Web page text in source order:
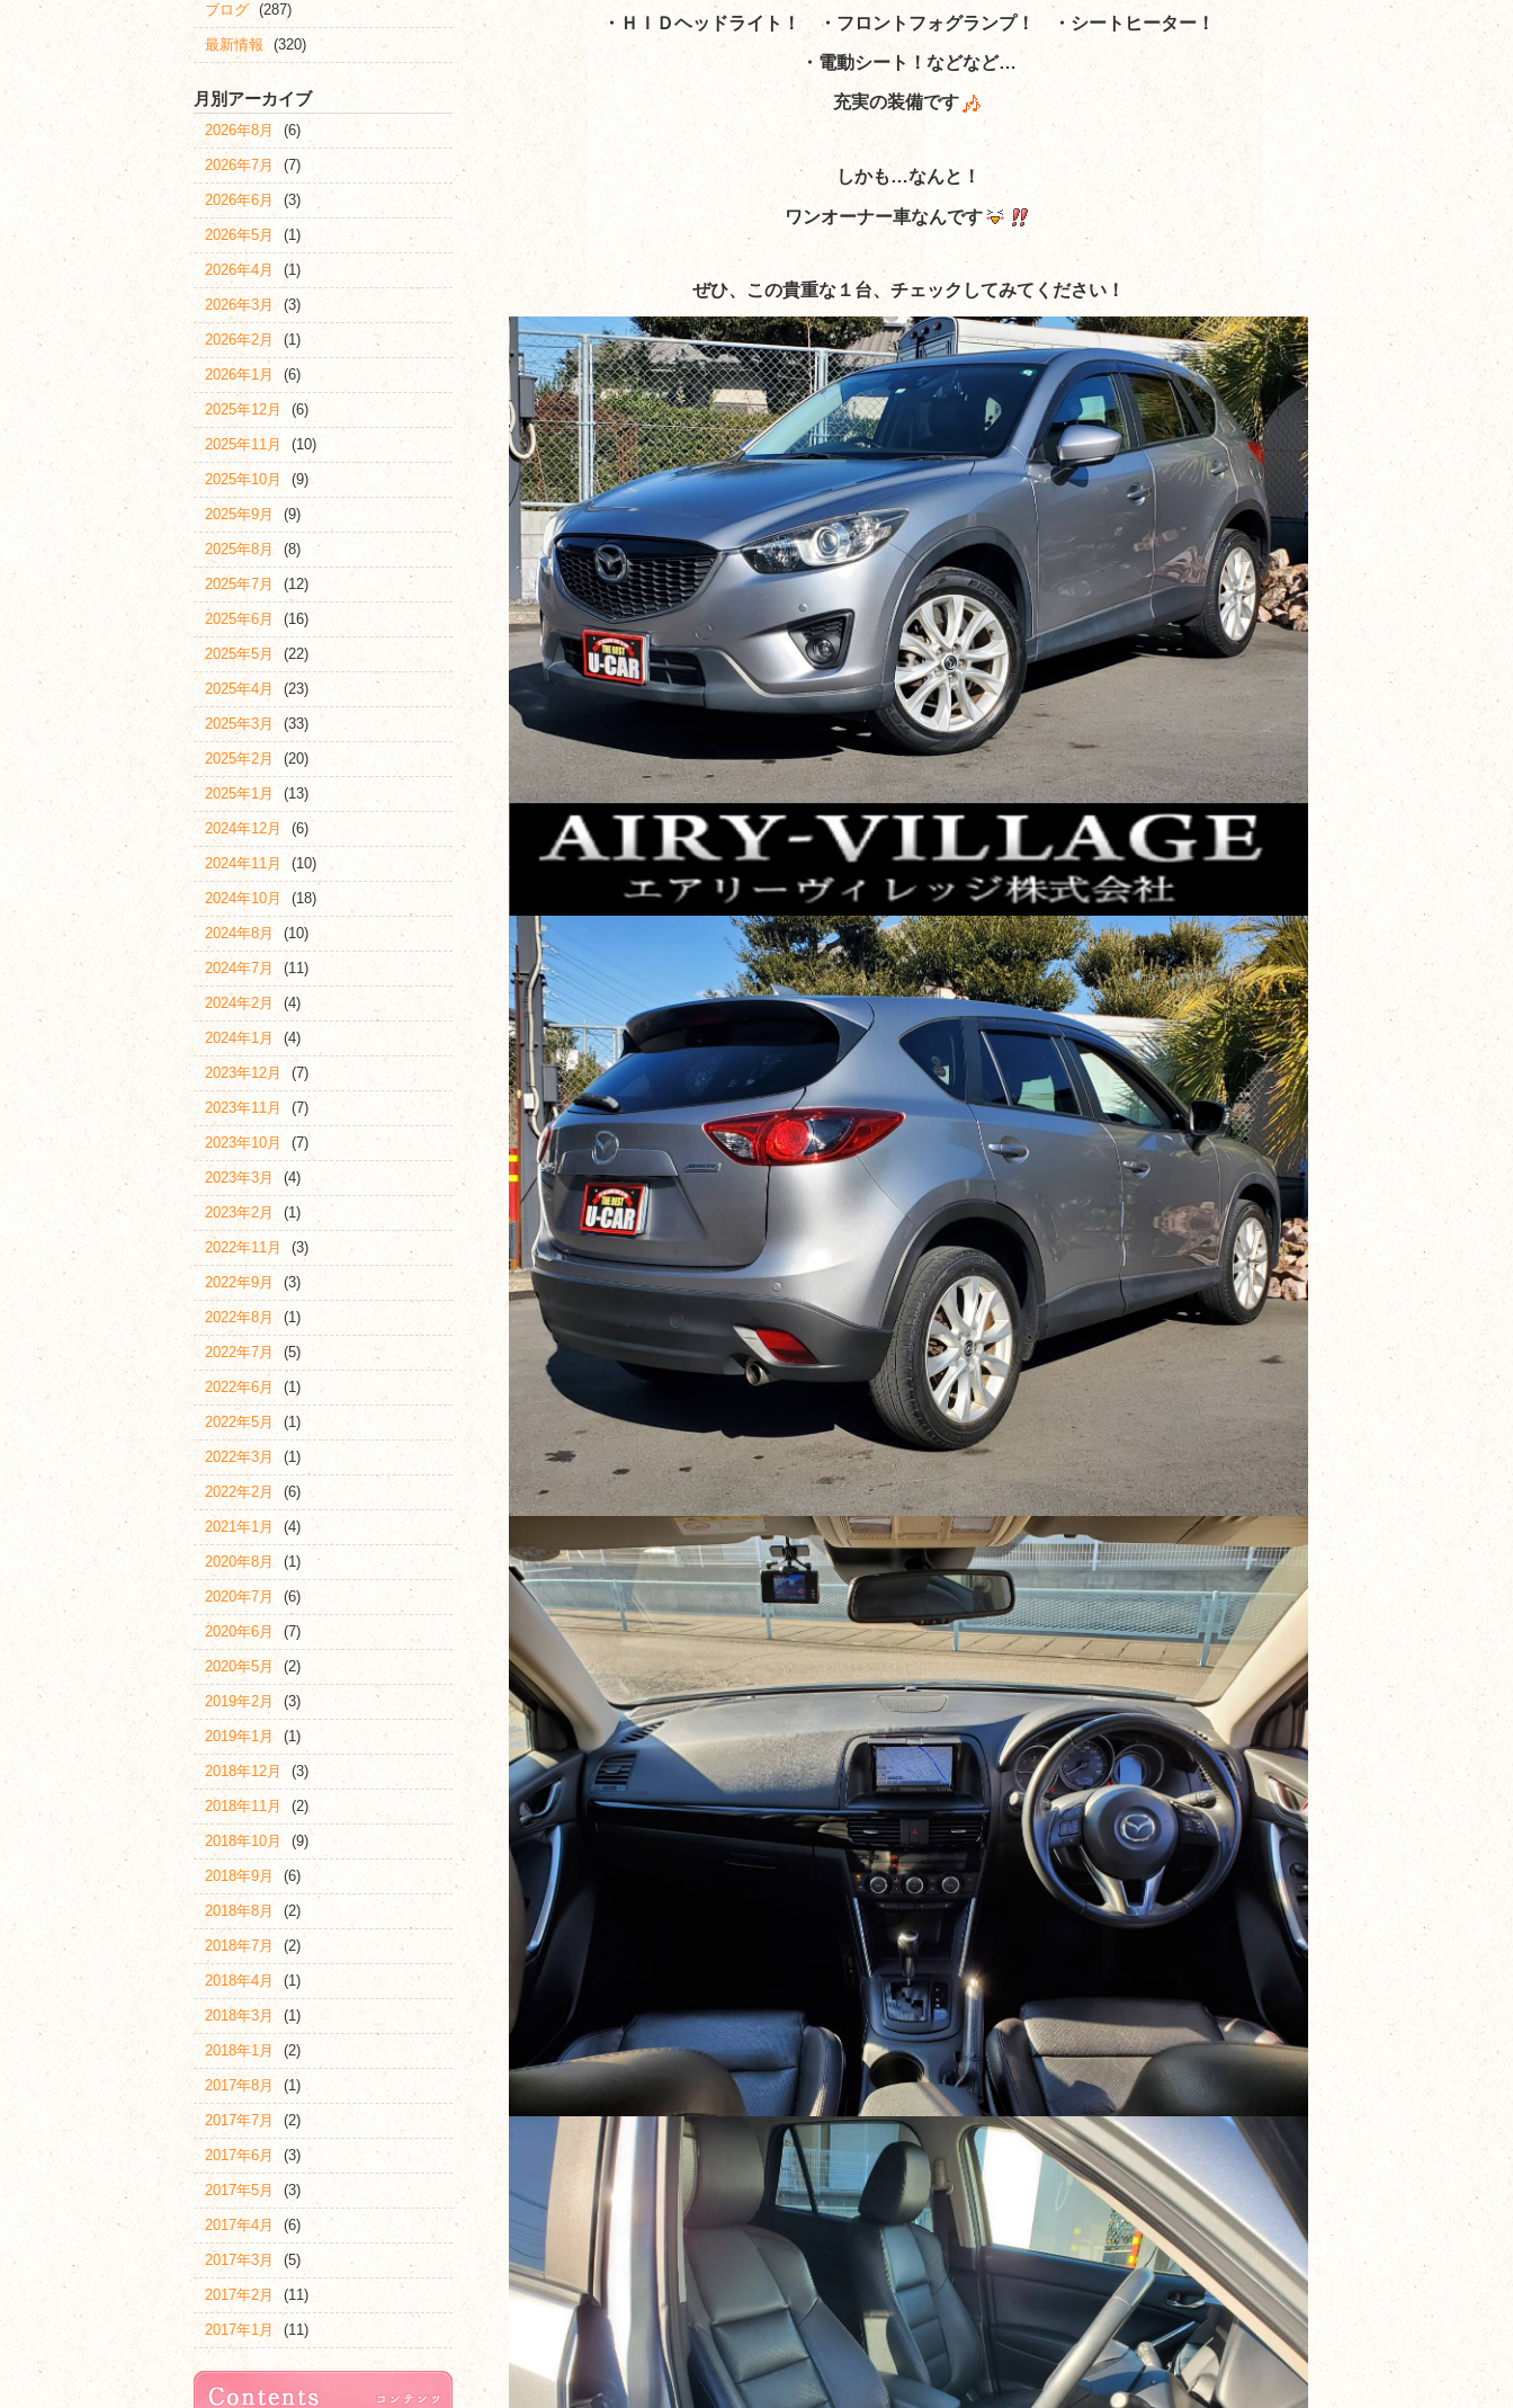
・ＨＩＤヘッドライト！ ・フロントフォグランプ！ ・シートヒーター！
・電動シート！などなど…
充実の装備です
しかも…なんと！
ワンオーナー車なんです
ぜひ、この貴重な１台、チェックしてみてください！
ブログ (287)
最新情報 (320)
月別アーカイブ
2026年8月 (6)
2026年7月 (7)
2026年6月 (3)
2026年5月 (1)
2026年4月 (1)
2026年3月 (3)
2026年2月 (1)
2026年1月 (6)
2025年12月 (6)
2025年11月 (10)
2025年10月 (9)
2025年9月 (9)
2025年8月 (8)
2025年7月 (12)
2025年6月 (16)
2025年5月 (22)
2025年4月 (23)
2025年3月 (33)
2025年2月 (20)
2025年1月 (13)
2024年12月 (6)
2024年11月 (10)
2024年10月 (18)
2024年8月 (10)
2024年7月 (11)
2024年2月 (4)
2024年1月 (4)
2023年12月 (7)
2023年11月 (7)
2023年10月 (7)
2023年3月 (4)
2023年2月 (1)
2022年11月 (3)
2022年9月 (3)
2022年8月 (1)
2022年7月 (5)
2022年6月 (1)
2022年5月 (1)
2022年3月 (1)
2022年2月 (6)
2021年1月 (4)
2020年8月 (1)
2020年7月 (6)
2020年6月 (7)
2020年5月 (2)
2019年2月 (3)
2019年1月 (1)
2018年12月 (3)
2018年11月 (2)
2018年10月 (9)
2018年9月 (6)
2018年8月 (2)
2018年7月 (2)
2018年4月 (1)
2018年3月 (1)
2018年1月 (2)
2017年8月 (1)
2017年7月 (2)
2017年6月 (3)
2017年5月 (3)
2017年4月 (6)
2017年3月 (5)
2017年2月 (11)
2017年1月 (11)